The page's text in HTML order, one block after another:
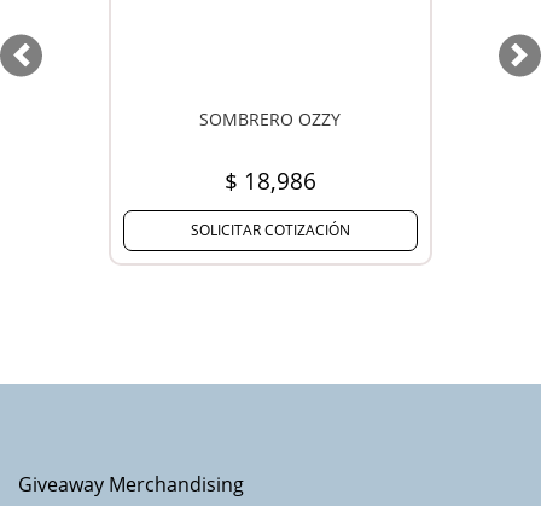
Previous
SOMBRERO OZZY
$ 18,986
SOLICITAR COTIZACIÓN
Giveaway Merchandising